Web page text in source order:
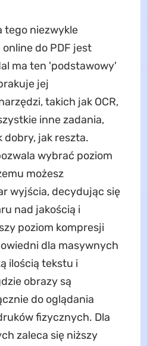
tego niezwykle
do PDF jest
ma ten 'podstawowy'
jej
takich jak OCR,
inne zadania,
dobry, jak reszta.
wybrać poziom
możesz
wyjścia, decydując się
nad jakością i
poziom kompresji
dla masywnych
ilością tekstu i
obrazy są
do oglądania
fizycznych. Dla
zaleca się niższy